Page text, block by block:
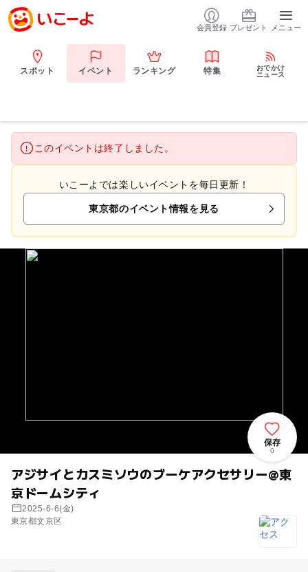
会員登録 プレゼント メニュー
スポット イベント ランキング 特集
おでかけ
ニュース
このイベントは終了しました。
いこーよでは楽しいイベントを毎日更新！
東京都のイベント情報を見る
アジサイとカスミソウのブーケアクセサリー@東
京ドームシティ
2025-6-6(金)
東京都文京区
保存
0